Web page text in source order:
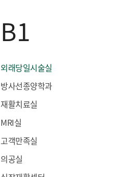
B1
외래당일시술실
방사선종양학과
재활치료실
MRI실
고객만족실
의공실